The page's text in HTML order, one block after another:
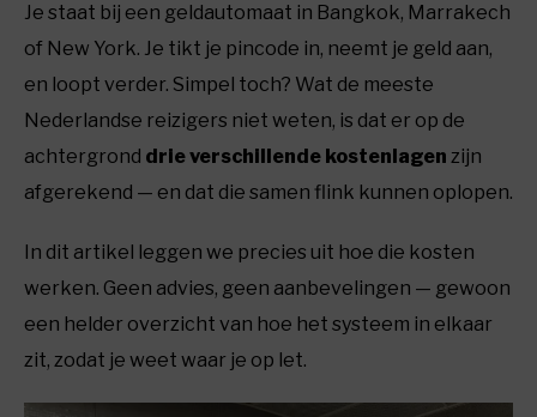
Je staat bij een geldautomaat in Bangkok, Marrakech
of New York. Je tikt je pincode in, neemt je geld aan,
en loopt verder. Simpel toch? Wat de meeste
Nederlandse reizigers niet weten, is dat er op de
achtergrond drie verschillende kostenlagen zijn
afgerekend — en dat die samen flink kunnen oplopen.
In dit artikel leggen we precies uit hoe die kosten
werken. Geen advies, geen aanbevelingen — gewoon
een helder overzicht van hoe het systeem in elkaar
zit, zodat je weet waar je op let.